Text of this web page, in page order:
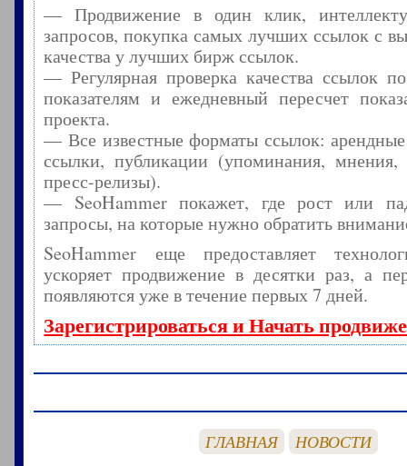
— Продвижение в один клик,
запросов, покупка самых лучших ссылок с
качества у лучших бирж ссылок.
— Регулярная проверка качества ссылок
показателям и ежедневный пересчет
проекта.
— Все известные форматы ссылок:
ссылки, публикации (упоминания, мнения,
пресс-релизы).
— SeoHammer покажет, где рост или
запросы, на которые нужно обратить
SeoHammer еще предоставляет
ускоряет продвижение в десятки раз, а
появляются уже в течение первых 7 дней.
Зарегистрироваться и Начать
ГЛАВНАЯ НОВОСТИ